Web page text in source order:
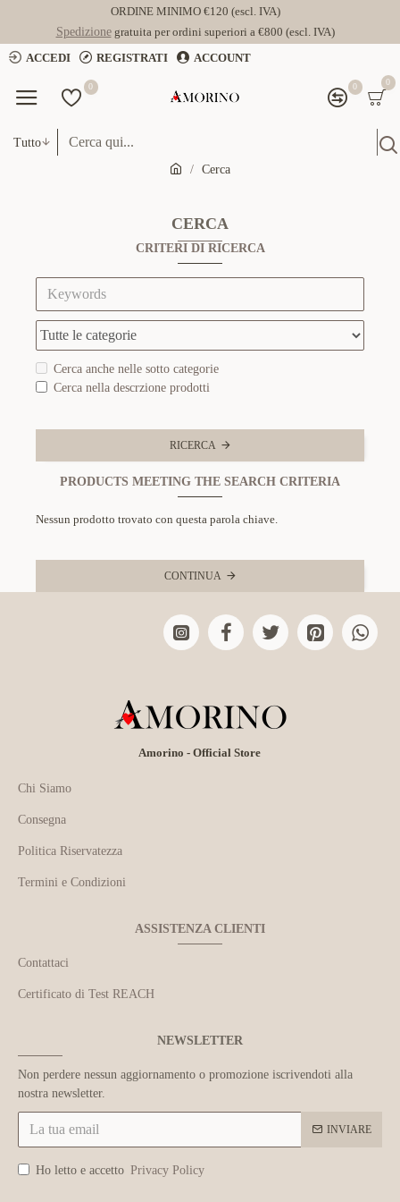
ORDINE MINIMO €120 (escl. IVA)
Spedizionegratuita per ordini superiori a €800 (escl. IVA)
ACCEDI
REGISTRATI ACCOUNT
0 0 0
Tutto
Cerca
CERCA
CRITERI DI RICERCA
Cerca anche nelle sotto categorie
Cerca nella descrzione prodotti
RICERCA
PRODUCTS MEETING THE SEARCH CRITERIA
Nessun prodotto trovato con questa parola chiave.
CONTINUA
Amorino - Official Store
Chi Siamo
Consegna
Politica Riservatezza
Termini e Condizioni
ASSISTENZA CLIENTI
Contattaci
Certificato di Test REACH
NEWSLETTER
Non perdere nessun aggiornamento o promozione iscrivendoti alla
nostra newsletter.
INVIARE
Ho letto e accetto Privacy Policy